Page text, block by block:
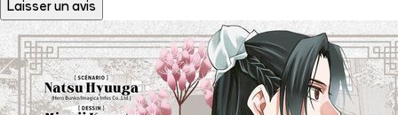
Laisser un avis